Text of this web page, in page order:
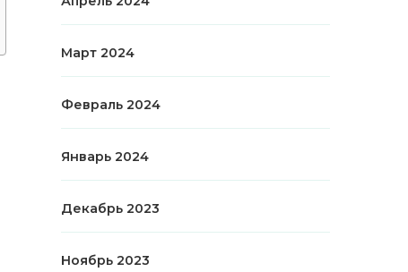
Март 2024
Февраль 2024
Январь 2024
Декабрь 2023
Ноябрь 2023